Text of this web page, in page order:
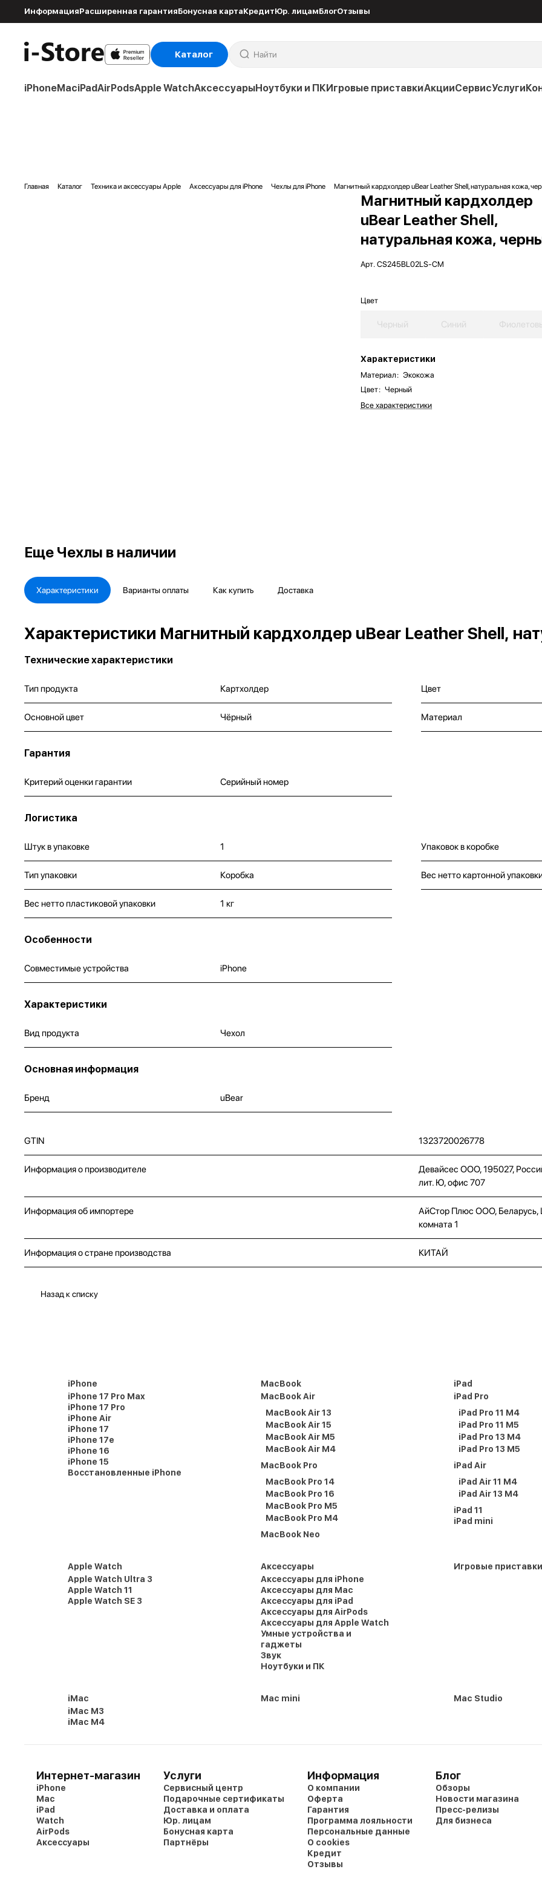
ИнформацияРасширенная гарантияБонусная картаКредитЮр. лицамБлогОтзывы
Каталог
iPhoneMaciPadAirPodsApple WatchАксессуарыНоутбуки и ПКИгровые приставкиАкцииСервисУслуги
Главная Каталог Техника и аксессуары Apple Аксессуары для iPhone Чехлы для iPhone Магнитный кардхолдер uBear Leather Shell, натуральная кожа,
Магнитный кардхолдер
uBear Leather Shell,
натуральная кожа,
Арт.CS245BL02LS-CM
Цвет
Черный Синий
Характеристики
Материал : Экокожа
Цвет: Черный
Все характеристики
Еще Чехлы в наличии
Характеристики Варианты оплаты Как купить Доставка
Характеристики Магнитный кардхолдер uBear Leather Shell,
Технические характеристики
Тип продукта Картхолдер Цвет
Основной цвет Чёрный Материал
Гарантия
Критерий оценки гарантии Серийный номер
Логистика
Штук в упаковке 1 Упаковок в коробке
Тип упаковки Коробка Вес нетто картонной
Вес нетто пластиковой упаковки 1 кг
Особенности
Совместимые устройства iPhone
Характеристики
Вид продукта Чехол
Основная информация
Бренд uBear
GTIN 1323720026778
Информация о производителе
Девайсес ООО, 195027,
лит. Ю, офис 707
Информация об импортере
АйСтор Плюс ООО, Беларусь,
комната 1
Информация о стране производства КИТАЙ
Назад к списку
iPhone
iPhone 17 Pro Max
iPhone 17 Pro
iPhone Air
iPhone 17
iPhone 17e
iPhone 16
iPhone 15
Восстановленные iPhone
MacBook
MacBook Air
MacBook Air 13
MacBook Air 15
MacBook Air M5
MacBook Air M4
MacBook Pro
MacBook Pro 14
MacBook Pro 16
MacBook Pro M5
MacBook Pro M4
MacBook Neo
iPad
iPad Pro
iPad Pro 11 M4
iPad Pro 11 M5
iPad Pro 13 M4
iPad Pro 13 M5
iPad Air
iPad Air 11 M4
iPad Air 13 M4
iPad 11
iPad mini
Apple Watch
Apple Watch Ultra 3
Apple Watch 11
Apple Watch SE 3
Аксессуары
Аксессуары для iPhone
Аксессуары для Mac
Аксессуары для iPad
Аксессуары для AirPods
Аксессуары для Apple Watch
Умные устройства и
гаджеты
Звук
Ноутбуки и ПК
Игровые приставки
iMac
iMac M3
iMac M4
Mac mini Mac Studio
Интернет-магазин
iPhone
Mac
iPad
Watch
AirPods
Аксессуары
Услуги
Сервисный центр
Подарочные сертификаты
Доставка и оплата
Юр. лицам
Бонусная карта
Партнёры
Информация
О компании
Оферта
Гарантия
Программа лояльности
Персональные данные
О cookies
Кредит
Отзывы
Блог
Обзоры
Новости магазина
Пресс-релизы
Для бизнеса